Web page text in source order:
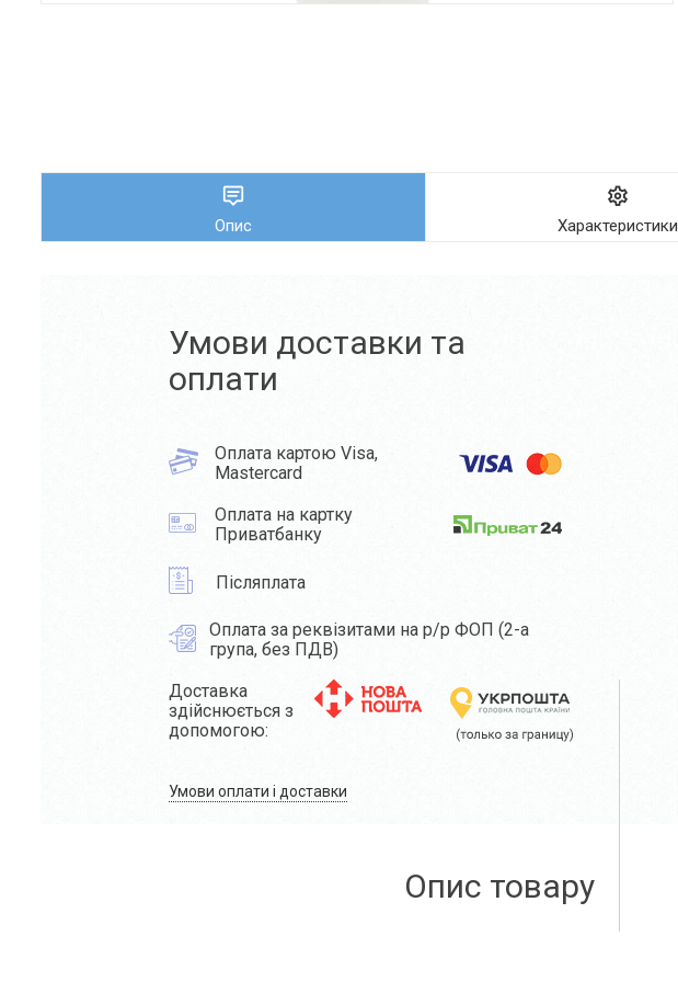
Опис Характеристики
Умови доставки та
оплати
Оплата картою Visa,
Mastercard
Оплата на картку
Приватбанку
Післяплата
Оплата за реквізитами на р/р ФОП (2-а
група, без ПДВ)
Доставка
здійснюється з
допомогою:
Умови оплати і доставки
Опис товару